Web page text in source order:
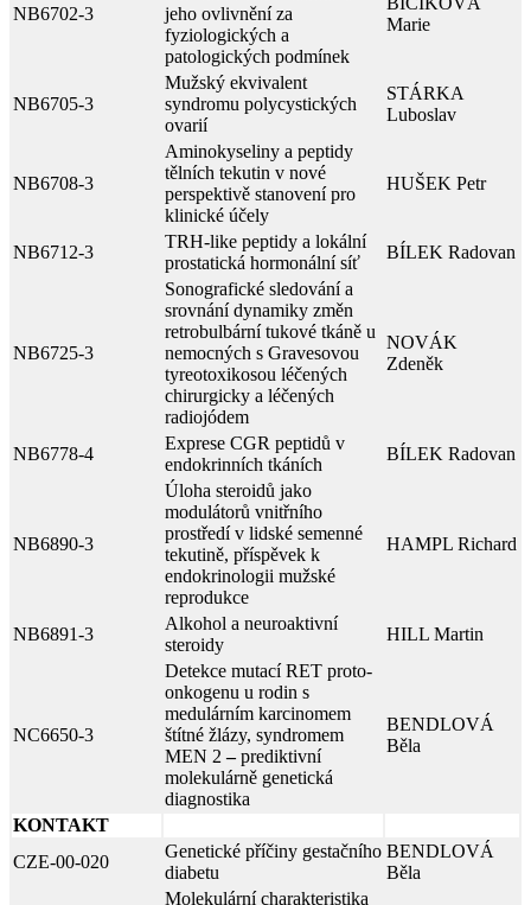
NB6702-3
jeho ovlivnění za
fyziologických a
patologických podmínek
Marie
NB6705-3
Mužský ekvivalent
syndromu polycystických
ovarií
STÁRKA
Luboslav
NB6708-3
Aminokyseliny a peptidy
tělních tekutin v nové
perspektivě stanovení pro
klinické účely
HUŠEK Petr
NB6712-3
TRH-like peptidy a lokální
prostatická hormonální síť
BÍLEK Radovan
NB6725-3
Sonografické sledování a
srovnání dynamiky změn
retrobulbární tukové tkáně u
nemocných s Gravesovou
tyreotoxikosou léčených
chirurgicky a léčených
radiojódem
NOVÁK
Zdeněk
NB6778-4
Exprese CGR peptidů v
endokrinních tkáních
BÍLEK Radovan
NB6890-3
Úloha steroidů jako
modulátorů vnitřního
prostředí v lidské semenné
tekutině, příspěvek k
endokrinologii mužské
reprodukce
HAMPL Richard
NB6891-3
Alkohol a neuroaktivní
steroidy
HILL Martin
NC6650-3
Detekce mutací RET proto-
onkogenu u rodin s
medulárním karcinomem
štítné žlázy, syndromem
MEN 2–prediktivní
molekulárně genetická
diagnostika
BENDLOVÁ
Běla
KONTAKT
CZE-00-020
Genetické příčiny gestačního
diabetu
BENDLOVÁ
Běla
Molekulární charakteristika